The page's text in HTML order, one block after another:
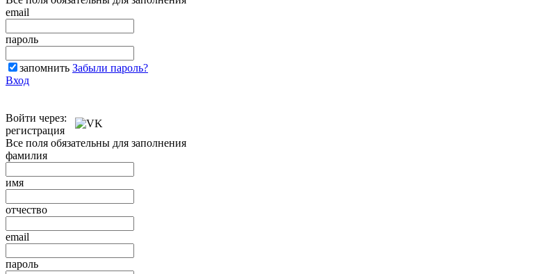
email
пароль
запомнить Забыли пароль?
Вход
Войти через:
регистрация
Все поля обязательны для заполнения
фамилия
имя
отчество
email
пароль